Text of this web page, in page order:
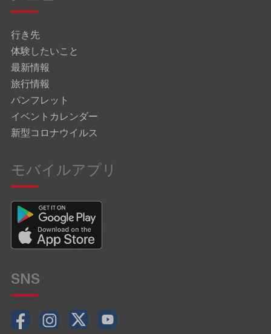
行き先
体験したいこと
最新情報
旅行情報
パンフレット
イベントカレンダー
新型コロナウイルス
モバイルアプリ
SNS